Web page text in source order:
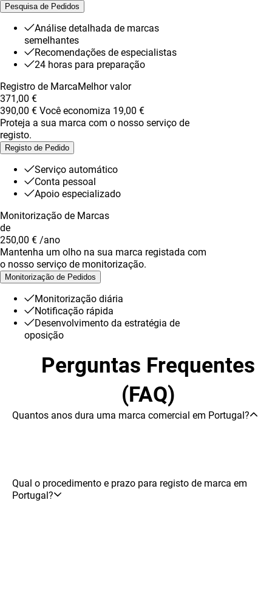
Pesquisa de Pedidos
Análise detalhada de marcas
semelhantes
Recomendações de especialistas
24 horas para preparação
Registro de MarcaMelhor valor
371,00 €
390,00 € Você economiza 19,00 €
Proteja a sua marca com o nosso serviço de
registo.
Registo de Pedido
Serviço automático
Conta pessoal
Apoio especializado
Monitorização de Marcas
de
250,00 € /ano
Mantenha um olho na sua marca registada com
o nosso serviço de monitorização.
Monitorização de Pedidos
Monitorização diária
Notificação rápida
Desenvolvimento da estratégia de
oposição
Perguntas Frequentes
(FAQ)
Quantos anos dura uma marca comercial em Portugal?
Qual o procedimento e prazo para registo de marca em
Portugal?